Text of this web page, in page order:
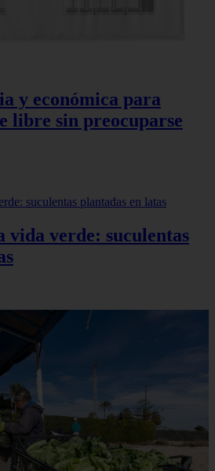
y económica para
libre sin preocuparse
vida verde: suculentas